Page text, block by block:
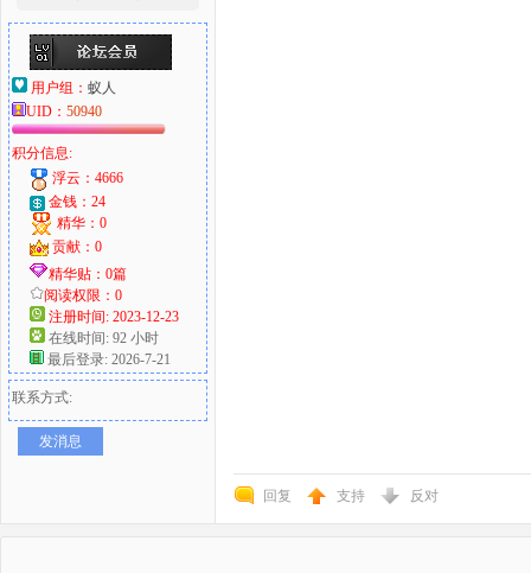
用户组： 蚁人
UID： 50940
积分信息:
浮云：4666
金钱：24
精华：0
贡献：0
精华贴：0篇
阅读权限：0
注册时间: 2023-12-23
在线时间: 92 小时
最后登录: 2026-7-21
联系方式:
发消息
回复 支持 反对